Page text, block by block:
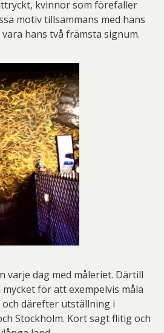
kvinnor som förefaller
motiv tillsammans med hans
hans två främsta signum.
varje dag med måleriet. Därtill
för att exempelvis måla
därefter utställning i
Stockholm. Kort sagt flitig och